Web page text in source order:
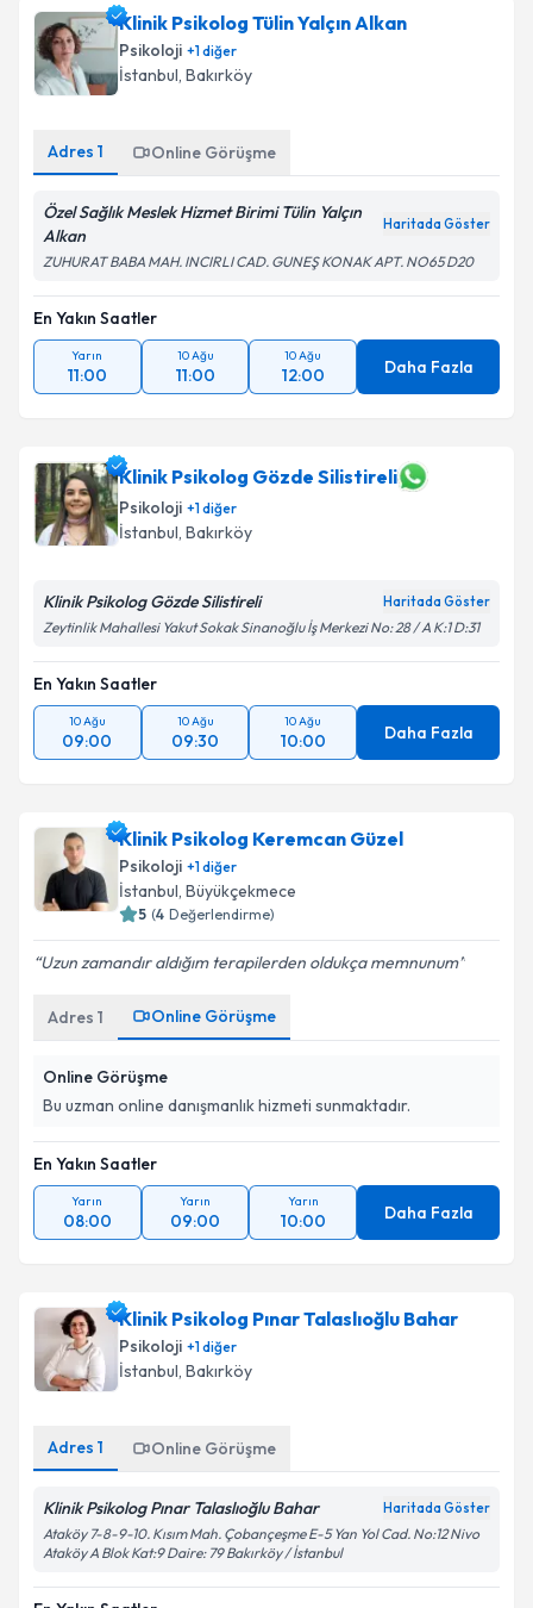
Klinik Psikolog Tülin Yalçın Alkan
Psikoloji +1diğer
İstanbul, Bakırköy
Adres 1 Online Görüşme
Özel Sağlık Meslek Hizmet Birimi Tülin Yalçın
Alkan
Haritada Göster
ZUHURAT BABA MAH. INCIRLI CAD. GUNEŞ KONAK APT. NO65 D20
En Yakın Saatler
Yarın
11:00
10 Ağu
11:00
10 Ağu
12:00 Daha Fazla
Klinik Psikolog Gözde Silistireli
Psikoloji +1diğer
İstanbul, Bakırköy
Klinik Psikolog Gözde Silistireli Haritada Göster
Zeytinlik Mahallesi Yakut Sokak Sinanoğlu İş Merkezi No: 28 / A K:1 D:31
En Yakın Saatler
10 Ağu
09:00
10 Ağu
09:30
10 Ağu
10:00 Daha Fazla
Klinik Psikolog Keremcan Güzel
Psikoloji +1diğer
İstanbul, Büyükçekmece
5 (4 Değerlendirme)
Uzun zamandır aldığım terapilerden oldukça memnunum
Adres 1 Online Görüşme
Online Görüşme
Bu uzman online danışmanlık hizmeti sunmaktadır.
En Yakın Saatler
Yarın
08:00
Yarın
09:00
Yarın
10:00 Daha Fazla
Klinik Psikolog Pınar Talaslıoğlu Bahar
Psikoloji +1diğer
İstanbul, Bakırköy
Adres 1 Online Görüşme
Klinik Psikolog Pınar Talaslıoğlu Bahar Haritada Göster
Ataköy 7-8-9-10. Kısım Mah. Çobançeşme E-5 Yan Yol Cad. No:12 Nivo
Ataköy A Blok Kat:9 Daire: 79 Bakırköy / İstanbul